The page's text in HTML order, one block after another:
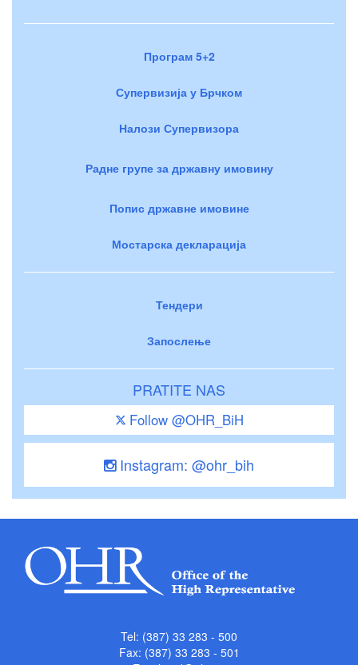
Програм 5+2
Супервизија у Брчком
Налози Супервизора
Радне групе за државну имовину
Попис државне имовине
Мостарска декларација
Тендери
Запослење
PRATITE NAS
Follow @OHR_BiH
Instagram: @ohr_bih
Tel: (387) 33 283 - 500
Fax: (387) 33 283 - 501